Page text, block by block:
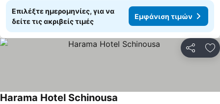
Επιλέξτε ημερομηνίες, για να
δείτε τις ακριβείς τιμές
Εμφάνιση τιμών
Harama Hotel Schinousa